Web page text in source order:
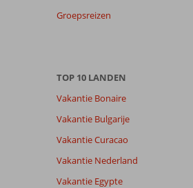
info
Groepsreizen
TOP 10 LANDEN
Vakantie Bonaire
Vakantie Bulgarije
Vakantie Curacao
Vakantie Nederland
Vakantie Egypte